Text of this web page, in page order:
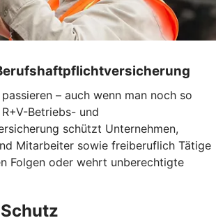
– auch wenn man noch so
Betriebs- und
schützt Unternehmen,
Mitarbeiter sowie freiberuflich Tätige
Folgen oder wehrt unberechtigte